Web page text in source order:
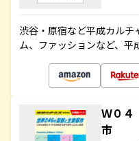
渋谷・原宿など平成カル
ム、ファッションなど、平
Ｗ０
市